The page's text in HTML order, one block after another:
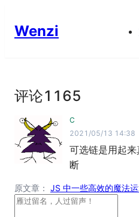
Wenzi
评论1165
C
2021/05/13 14:38
可选链是用起
断
原文章： JS 中一些高效的魔法